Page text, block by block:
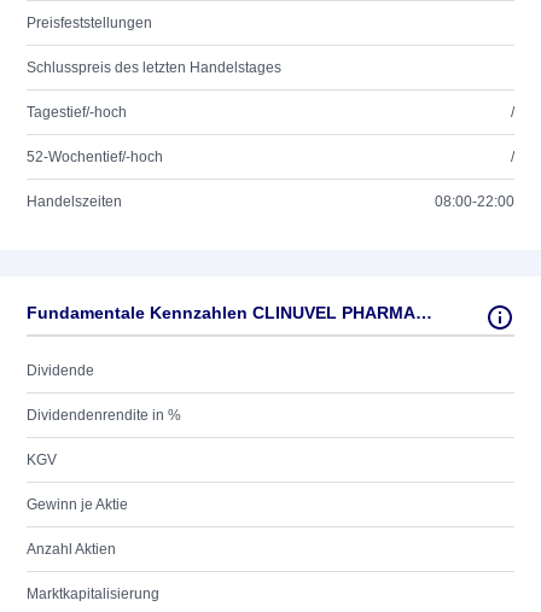
Preisfeststellungen
Schlusspreis des letzten Handelstages
Tagestief/-hoch /
52-Wochentief/-hoch /
Handelszeiten 08:00-22:00
Fundamentale Kennzahlen CLINUVEL PHARMAC.ADRS1
Dividende
Dividendenrendite in %
KGV
Gewinn je Aktie
Anzahl Aktien
Marktkapitalisierung